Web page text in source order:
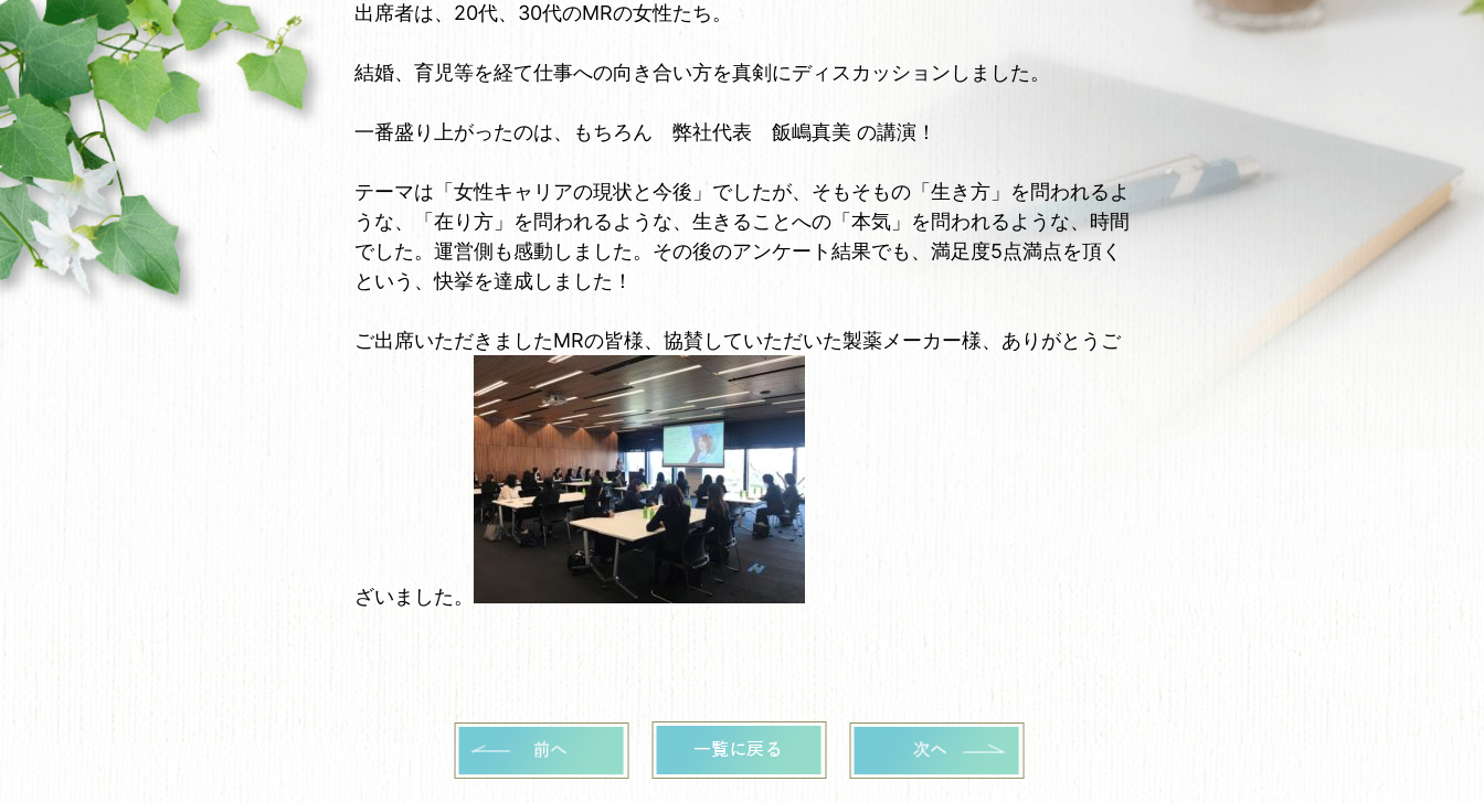
出席者は、20代、30代のMRの女性たち。
結婚、育児等を経て仕事への向き合い方を真剣にディスカッションしました。
一番盛り上がったのは、もちろん 弊社代表 飯嶋真美 の講演！
テーマは「女性キャリアの現状と今後」でしたが、そもそもの「生き方」を問われるよ
うな、「在り方」を問われるような、生きることへの「本気」を問われるような、時間
でした。運営側も感動しました。その後のアンケート結果でも、満足度5点満点を頂く
という、快挙を達成しました！
ご出席いただきましたMRの皆様、協賛していただいた製薬メーカー様、ありがとうご
ざいました。